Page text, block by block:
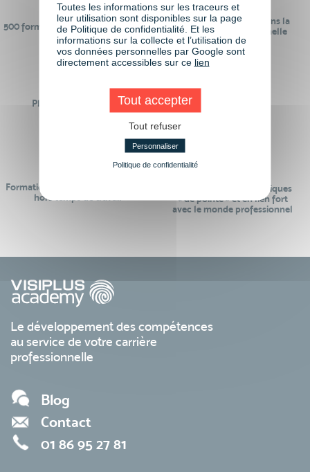
500 formations pour se préparer au
monde de demain
24 ans d'expérience dans la
formation professionnelle
Plus de 50 formations
Formations réalisables pendant ou
hors temps de travail
Des contenus pédagogiques
« de pointe » et en lien fort
avec le monde professionnel
Le développement des compétences
au service de votre carrière
professionnelle
Blog
Contact
01 86 95 27 81
Toutes les informations sur les traceurs et
leur utilisation sont disponibles sur la page
de Politique de confidentialité. Et les
informations sur la collecte et l’utilisation de
vos données personnelles par Google sont
directement accessibles sur ce lien
Tout accepter
Tout refuser
Personnaliser
Politique de confidentialité